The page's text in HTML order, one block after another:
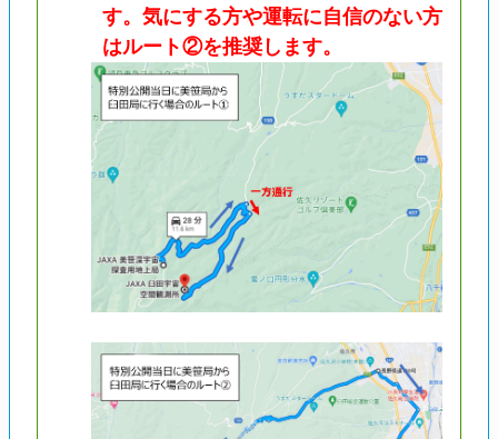
す。気にする方や運転に自信のない方
はルート②を推奨します。